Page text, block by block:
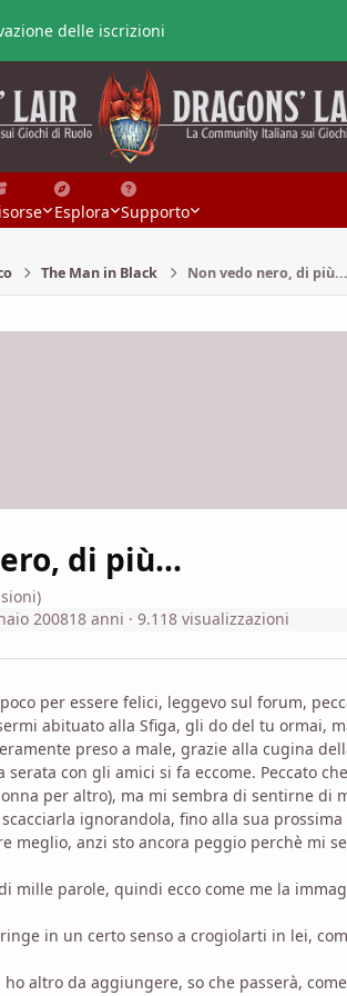
delle iscrizioni
Esplora Supporto
The Man in Black Non vedo nero, di più...
di più...
200818 anni · 9.118 visualizzazioni
per essere felici, leggevo sul forum,
abituato alla Sfiga, gli do del tu ormai,
preso a male, grazie alla cugina
serata con gli amici si fa eccome. Peccato
per altro), ma mi sembra di sentirne di
ignorandola, fino alla sua
meglio, anzi sto ancora peggio perchè mi
mille parole, quindi ecco come me la
in un certo senso a crogiolarti in lei,
altro da aggiungere, so che passerà,